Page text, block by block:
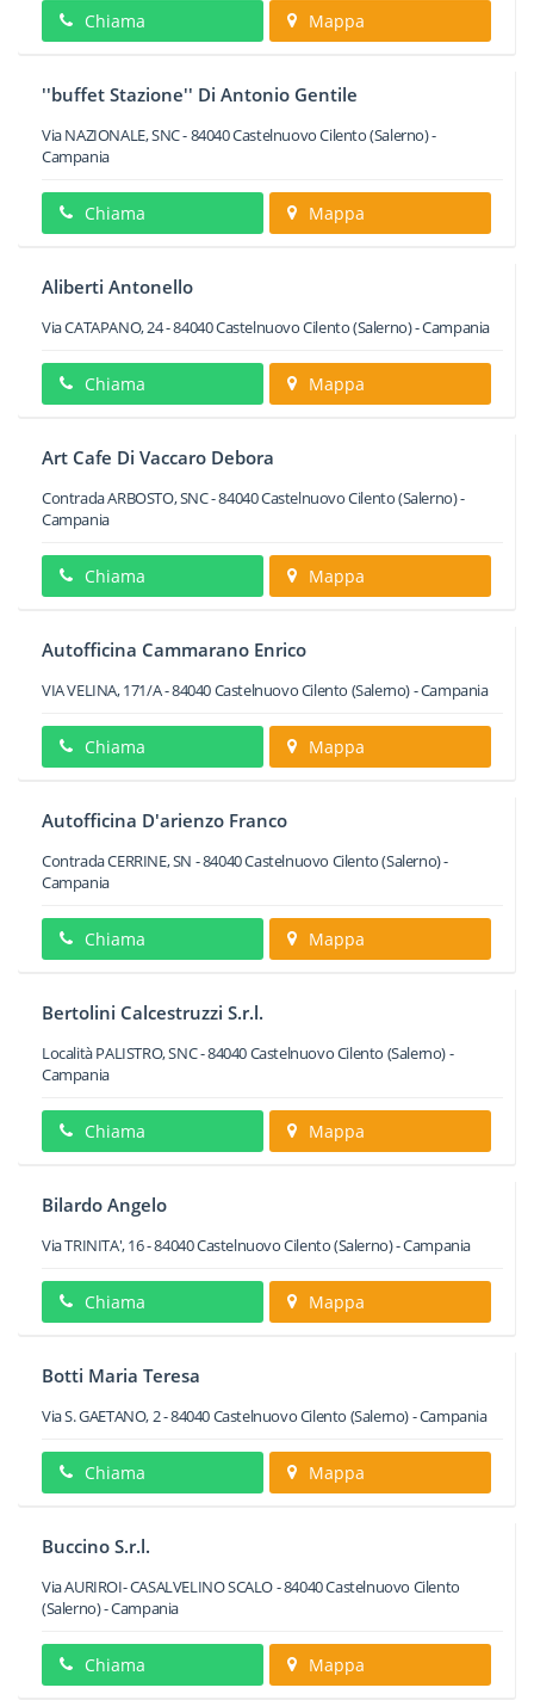
Chiama Mappa
''buffet Stazione'' Di Antonio Gentile
Via NAZIONALE, SNC-84040Castelnuovo Cilento(Salerno) -
Campania
Chiama Mappa
Aliberti Antonello
Via CATAPANO, 24-84040Castelnuovo Cilento(Salerno) -Campania
Chiama Mappa
Art Cafe Di Vaccaro Debora
Contrada ARBOSTO, SNC-84040Castelnuovo Cilento(Salerno) -
Campania
Chiama Mappa
Autofficina Cammarano Enrico
VIA VELINA, 171/A-84040Castelnuovo Cilento (Salerno) -Campania
Chiama Mappa
Autofficina D'arienzo Franco
Contrada CERRINE, SN -84040Castelnuovo Cilento(Salerno) -
Campania
Chiama Mappa
Bertolini Calcestruzzi S.r.l.
Località PALISTRO, SNC-84040Castelnuovo Cilento (Salerno) -
Campania
Chiama Mappa
Bilardo Angelo
Via TRINITA', 16-84040Castelnuovo Cilento(Salerno) -Campania
Chiama Mappa
Botti Maria Teresa
Via S. GAETANO, 2-84040Castelnuovo Cilento (Salerno) -Campania
Chiama Mappa
Buccino S.r.l.
Via AURIROI- CASALVELINO SCALO-84040Castelnuovo Cilento
(Salerno) -Campania
Chiama Mappa